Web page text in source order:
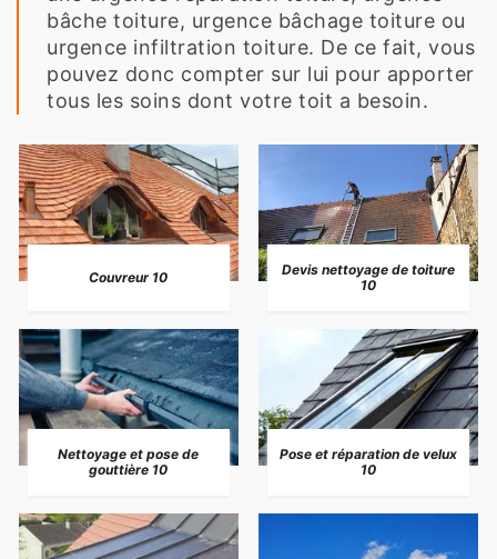
bâche toiture, urgence bâchage toiture ou
urgence infiltration toiture. De ce fait, vous
pouvez donc compter sur lui pour apporter
tous les soins dont votre toit a besoin.
Couvreur 10
Devis nettoyage de toiture
10
Nettoyage et pose de
gouttière 10
Pose et réparation de velux
10